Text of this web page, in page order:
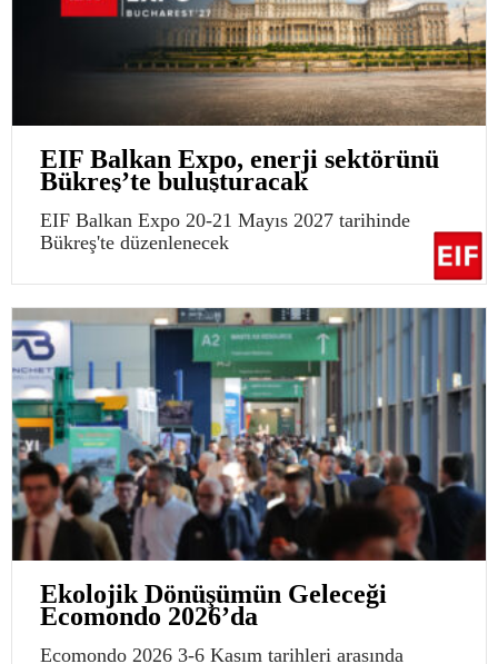
EIF Balkan Expo, enerji sektörünü
Bükreş’te buluşturacak
EIF Balkan Expo 20-21 Mayıs 2027 tarihinde
Bükreş'te düzenlenecek
Ekolojik Dönüşümün Geleceği
Ecomondo 2026’da
Ecomondo 2026 3-6 Kasım tarihleri arasında